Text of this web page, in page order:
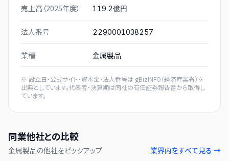
売上高（2025年度） 119.2億円
法人番号 2290001038257
業種 金属製品
※ 設立日・公式サイト・資本金・法人番号は gBizINFO（経済産業省）を
出典としています。代表者・決算期は同社の有価証券報告書から取得し
ています。
同業他社との比較
金属製品の他社をピックアップ 業界内をすべて見る →